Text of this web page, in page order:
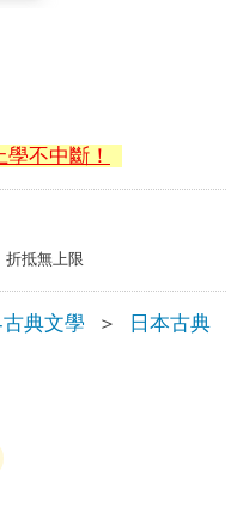
不中斷！
折抵無上限
典文學 ＞ 日本古典